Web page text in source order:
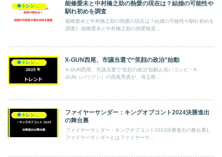
◆トレンド◆
能條愛未と中村橋之助の熱愛の現在は？結婚の可能性や
馴れ初めを調査
能條愛未と中村橋之助の熱愛の現在は？結婚の可能性や馴れ初めを
調査1. 能條愛未と中村橋之助の熱愛報道...
◆トレンド◆ X-GUN西尾、市議当選で“笑顔の政治”始動
X-GUN西尾、市議当選で“笑顔の政治”始動お笑いコンビ・X-
GUN（バツグン）の西尾秀貴が、埼玉県...
◆トレンド◆
ファイヤーサンダー：キングオブコント2024決勝進出
の舞台裏
ファイヤーサンダー：キングオブコント2024決勝進出の舞台裏1.
ファイヤーサンダーとはファイヤーサ...